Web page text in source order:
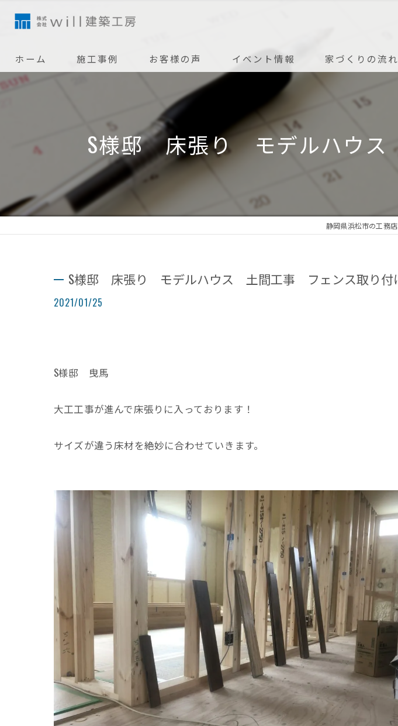
ホーム 施工事例 お客様の声 イベント情報 家づくりの流れ
アフターメンテナンス
S様邸 床張り モデルハウ
静岡県浜松市の工務
S様邸 床張り モデルハウス 土間工事 フェンス取り付
2021/01/25
S様邸 曳馬
大工工事が進んで床張りに入っております！
サイズが違う床材を絶妙に合わせていきます。